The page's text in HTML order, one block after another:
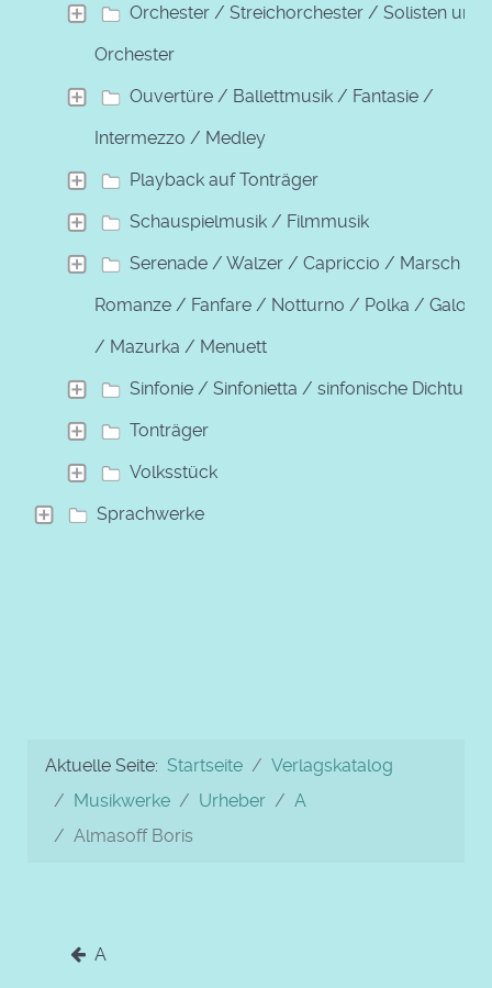
Orchester / Streichorchester / Solisten und
Orchester
Ouvertüre / Ballettmusik / Fantasie /
Intermezzo / Medley
Playback auf Tonträger
Schauspielmusik / Filmmusik
Serenade / Walzer / Capriccio / Marsch /
Romanze / Fanfare / Notturno / Polka / Galopp
/ Mazurka / Menuett
Sinfonie / Sinfonietta / sinfonische Dichtung
Tonträger
Volksstück
Sprachwerke
Aktuelle Seite: Startseite
Verlagskatalog
Musikwerke
Urheber
A
Almasoff Boris
A